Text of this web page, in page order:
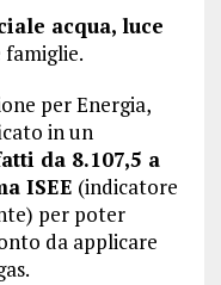
acqua, luce
per Energia,
in un
da 8.107,5 a
ISEE (indicatore
per poter
da applicare